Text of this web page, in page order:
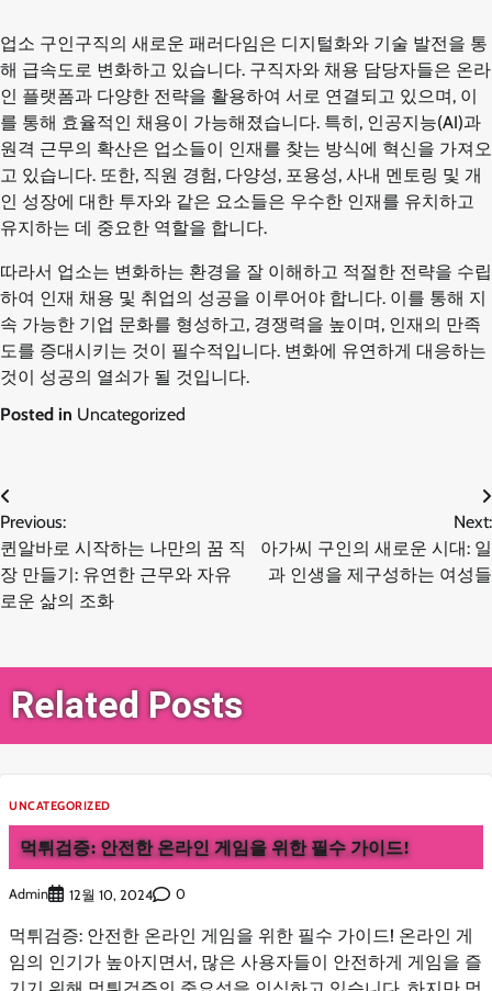
업소 구인구직의 새로운 패러다임은 디지털화와 기술 발전을 통
해 급속도로 변화하고 있습니다. 구직자와 채용 담당자들은 온라
인 플랫폼과 다양한 전략을 활용하여 서로 연결되고 있으며, 이
를 통해 효율적인 채용이 가능해졌습니다. 특히, 인공지능(AI)과
원격 근무의 확산은 업소들이 인재를 찾는 방식에 혁신을 가져오
고 있습니다. 또한, 직원 경험, 다양성, 포용성, 사내 멘토링 및 개
인 성장에 대한 투자와 같은 요소들은 우수한 인재를 유치하고
유지하는 데 중요한 역할을 합니다.
따라서 업소는 변화하는 환경을 잘 이해하고 적절한 전략을 수립
하여 인재 채용 및 취업의 성공을 이루어야 합니다. 이를 통해 지
속 가능한 기업 문화를 형성하고, 경쟁력을 높이며, 인재의 만족
도를 증대시키는 것이 필수적입니다. 변화에 유연하게 대응하는
것이 성공의 열쇠가 될 것입니다.
Posted in Uncategorized
글
탐
Previous:
퀸알바로 시작하는 나만의 꿈 직
장 만들기: 유연한 근무와 자유
로운 삶의 조화
Next:
아가씨 구인의 새로운 시대: 일
과 인생을 제구성하는 여성들
Related Posts
UNCATEGORIZED
먹튀검증: 안전한 온라인 게임을 위한 필수 가이드!
Admin 12월 10, 2024 0
먹튀검증: 안전한 온라인 게임을 위한 필수 가이드! 온라인 게
임의 인기가 높아지면서, 많은 사용자들이 안전하게 게임을 즐